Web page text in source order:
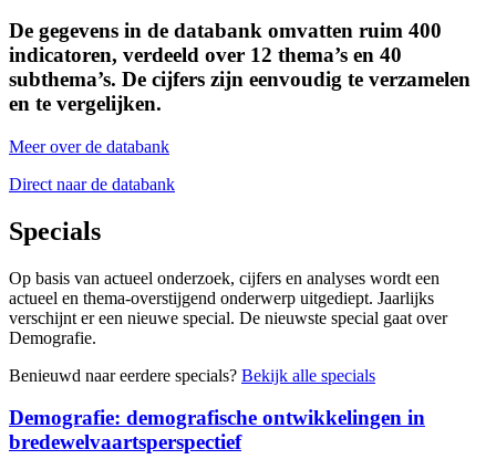
De gegevens in de databank omvatten ruim 400
indicatoren, verdeeld over 12 thema’s en 40
subthema’s. De cijfers zijn eenvoudig te verzamelen
en te vergelijken.
Meer over de databank
Direct naar de databank
Specials
Op basis van actueel onderzoek, cijfers en analyses wordt een
actueel en thema-overstijgend onderwerp uitgediept. Jaarlijks
verschijnt er een nieuwe special. De nieuwste special gaat over
Demografie.
Benieuwd naar eerdere specials? Bekijk alle specials
Demografie: demografische ontwikkelingen in
bredewelvaartsperspectief